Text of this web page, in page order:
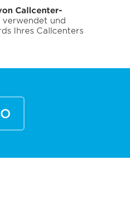
Callcenter-
und
Ihres Callcenters